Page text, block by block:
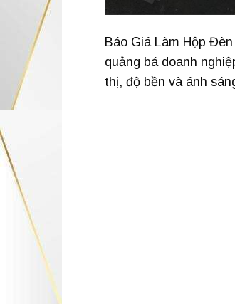
Báo Giá Làm Hộp
quảng bá doanh
thị, độ bền và ánh